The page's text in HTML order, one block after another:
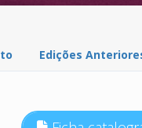
Edições